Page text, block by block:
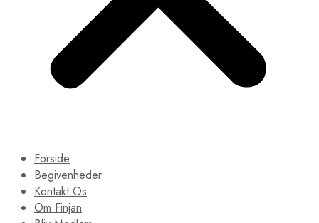
Forside
Begivenheder
Kontakt Os
Om Finjan